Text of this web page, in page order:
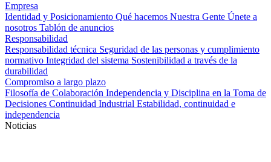
Empresa
Identidad y Posicionamiento Qué hacemos Nuestra Gente Únete a
nosotros Tablón de anuncios
Responsabilidad
Responsabilidad técnica Seguridad de las personas y cumplimiento
normativo Integridad del sistema Sostenibilidad a través de la
durabilidad
Compromiso a largo plazo
Filosofía de Colaboración Independencia y Disciplina en la Toma de
Decisiones Continuidad Industrial Estabilidad, continuidad e
independencia
Noticias